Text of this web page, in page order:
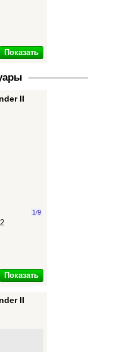
Показать
II
1/9
Показать
II